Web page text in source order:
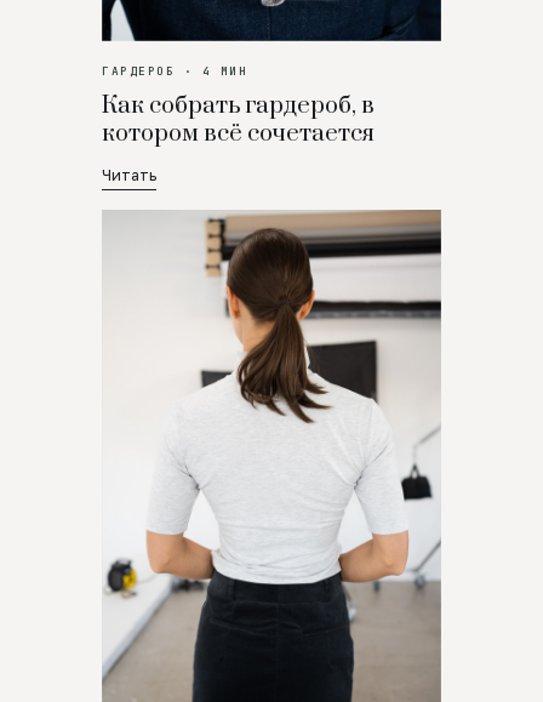
ГАРДЕРОБ · 4 МИН
Как собрать гардероб, в
котором всё сочетается
Читать